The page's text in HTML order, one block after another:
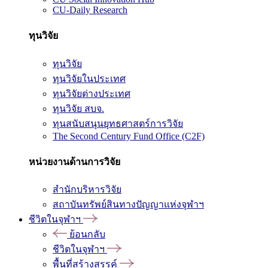
CU-Daily Research
ทุนวิจัย
ทุนวิจัย
ทุนวิจัยในประเทศ
ทุนวิจัยต่างประเทศ
ทุนวิจัย สบจ.
ทุนสนับสนุนยุทธศาสตร์การวิจัย
The Second Century Fund Office (C2F)
หน่วยงานด้านการวิจัย
สำนักบริหารวิจัย
สถาบันทรัพย์สินทางปัญญาแห่งจุฬาฯ
ชีวิตในจุฬาฯ
ย้อนกลับ
ชีวิตในจุฬาฯ
พื้นที่สร้างสรรค์